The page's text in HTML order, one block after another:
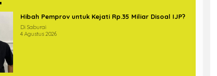
Hibah Pemprov untuk Kejati Rp.35 Miliar Disoal IJP?
Di Saburai
4 Agustus 2026